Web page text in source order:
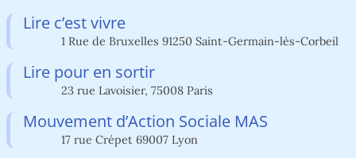
Lire c’est vivre
1 Rue de Bruxelles 91250 Saint-Germain-lès-Corbeil
Lire pour en sortir
23 rue Lavoisier, 75008 Paris
Mouvement d’Action Sociale MAS
17 rue Crépet 69007 Lyon